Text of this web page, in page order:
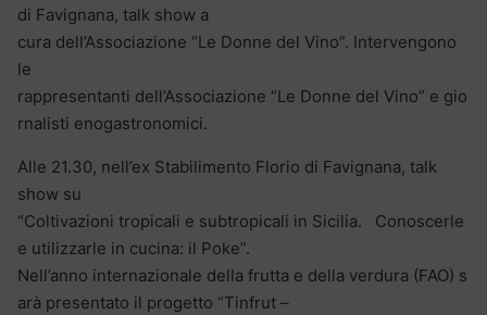
di Favignana, talk show a
cura dell’Associazione “Le Donne del Vino”. Intervengono
le
rappresentanti dell’Associazione “Le Donne del Vino” e gio
rnalisti enogastronomici.
Alle 21.30, nell’ex Stabilimento Florio di Favignana, talk
show su
“Coltivazioni tropicali e subtropicali in Sicilia. Conoscerle
e utilizzarle in cucina: il Poke”.
Nell’anno internazionale della frutta e della verdura (FAO) s
arà presentato il progetto “Tinfrut –